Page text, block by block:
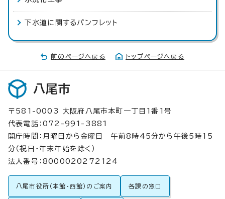
下水道に関するパンフレット
前のページへ戻る トップページへ戻る
八尾市
〒581-0003 大阪府八尾市本町一丁目1番1号
代表電話：072-991-3881
開庁時間：月曜日から金曜日 午前8時45分から午後5時15
分（祝日・年末年始を除く）
法人番号：8000020272124
八尾市役所（本館・西館）のご案内 各課の窓口